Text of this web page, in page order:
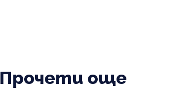
Прочети още